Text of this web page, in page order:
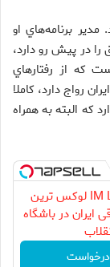
برنامه‌هاي او
در پيش رو دارد،
كه از رفتارهاي
رواج دارد، كاملا
كه البته به همراه
بازدید از IM LS7 لوکس ترین
ایران در باشگاه